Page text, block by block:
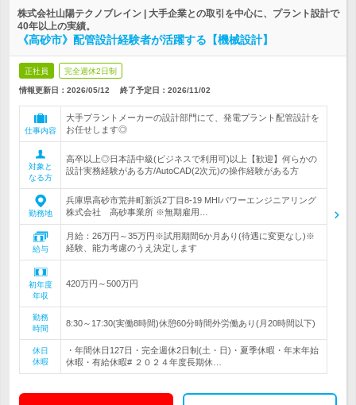
株式会社山陽テクノブレイン | 大手企業との取引を中心に、プラント設計で
40年以上の実績。
《高砂市》配管設計経験者が活躍する【機械設計】
正社員 完全週休2日制
情報更新日：2026/05/12 終了予定日： 2026/11/02
仕事内容
大手プラントメーカーの設計部門にて、発電プラント配管設計を
お任せします◎
対象と
なる方
高卒以上◎日本語中級(ビジネスで利用可)以上【歓迎】何らかの
設計実務経験がある方/AutoCAD(2次元)の操作経験がある方
勤務地
兵庫県高砂市荒井町新浜2丁目8-19 MHIパワーエンジニアリング
株式会社 高砂事業所 ※無期雇用…
給与
月給：26万円～35万円※試用期間6か月あり(待遇に変更なし)※
経験、能力考慮のうえ決定します
初年度
年収
420万円～500万円
勤務
時間
8:30～17:30(実働8時間)休憩60分時間外労働あり(月20時間以下)
休日
休暇
・年間休日127日・完全週休2日制(土・日)・夏季休暇・年末年始
休暇・有給休暇# ２０２４年度長期休…